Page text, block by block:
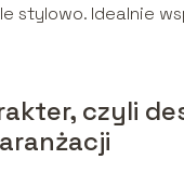
stylowo. Idealnie
czyli